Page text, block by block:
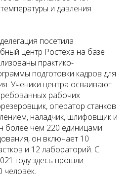
и давления
посетила
центр Ростеха на базе
практико-
подготовки кадров для
Ученики центра осваивают
рабочих
оператор станков
наладчик, шлифовщик и
более чем 220 единицами
он включает 10
и 12 лабораторий. С
году здесь прошли
человек.